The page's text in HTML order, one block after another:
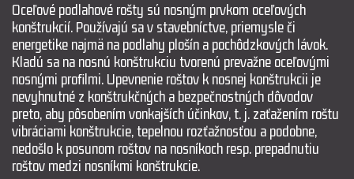
Oceľové podlahové rošty sú nosným prvkom oceľových
konštrukcií. Používajú sa v stavebníctve, priemysle či
energetike najmä na podlahy plošín a pochôdzkových lávok.
Kladú sa na nosnú konštrukciu tvorenú prevažne oceľovými
nosnými profilmi. Upevnenie roštov k nosnej konštrukcii je
nevyhnutné z konštrukčných a bezpečnostných dôvodov
preto, aby pôsobením vonkajších účinkov, t. j. zaťažením roštu
vibráciami konštrukcie, tepelnou rozťažnosťou a podobne,
nedošlo k posunom roštov na nosníkoch resp. prepadnutiu
roštov medzi nosníkmi konštrukcie.